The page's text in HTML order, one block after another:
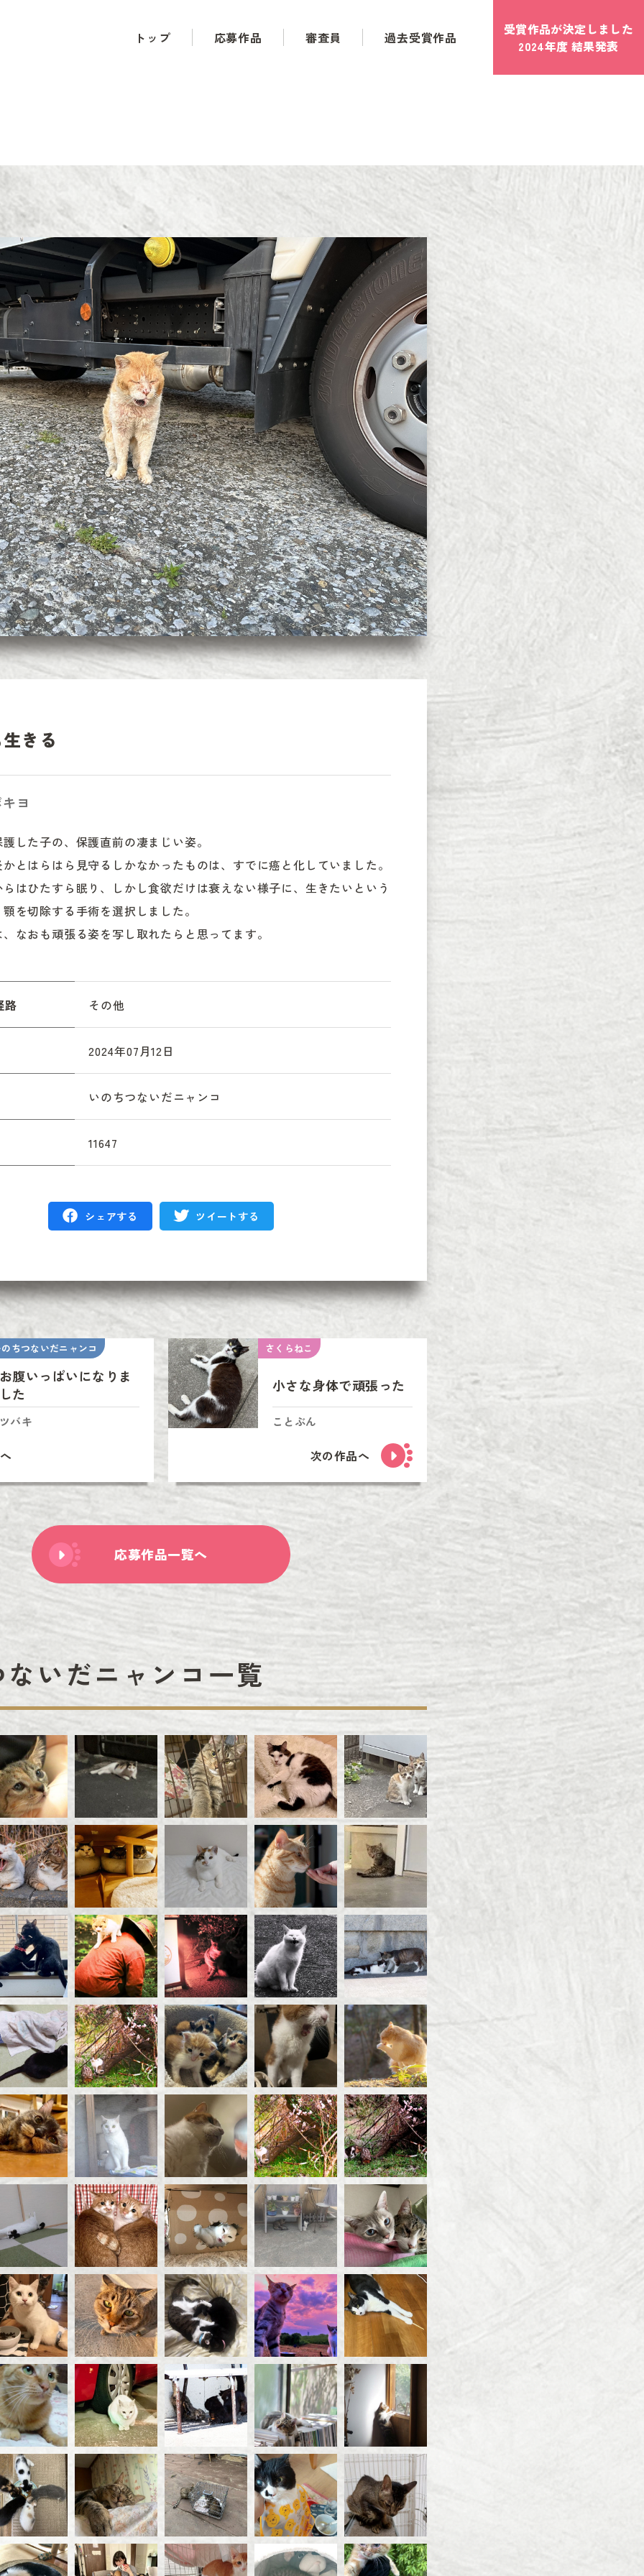
トップ 応募作品 審査員 過去受賞作品
受賞作品が決定しました
2024年度 結果発表
きる
ヨ
した子の、保護直前の凄まじい姿。
とはらはら見守るしかなかったものは、すでに癌と化していました。
はひたすら眠り、しかし食欲だけは衰えない様子に、生きたいという
を切除する手術を選択しました。
なおも頑張る姿を写し取れたらと思ってます。
路 その他
2024年07月12日
いのちつないだニャンコ
11647
シェアする ツイートする
ちつないだニャンコ
お腹いっぱいになりま
した
ツバキ
さくらねこ
小さな身体で頑張った
ことぶん
次の作品へ
応募作品一覧へ
いだニャンコ一覧